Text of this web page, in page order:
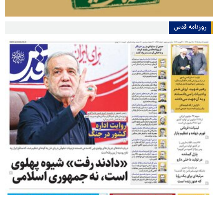
روزنامه قدس